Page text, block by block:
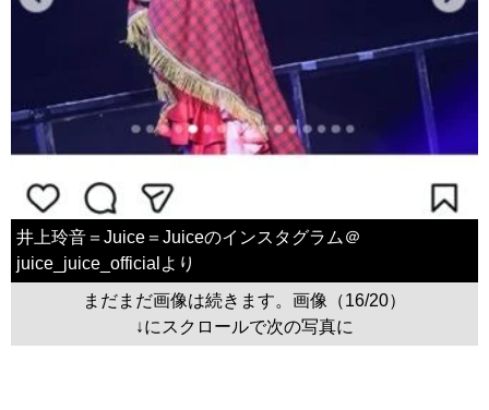
井上玲音＝Juice＝Juiceのインスタグラム＠
juice_juice_officialより
まだまだ画像は続きます。画像（16/20）
↓にスクロールで次の写真に